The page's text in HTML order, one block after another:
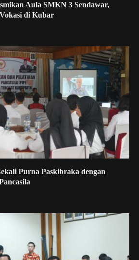
Aula SMKN 3 Sendawar,
di Kubar
Purna Paskibraka dengan